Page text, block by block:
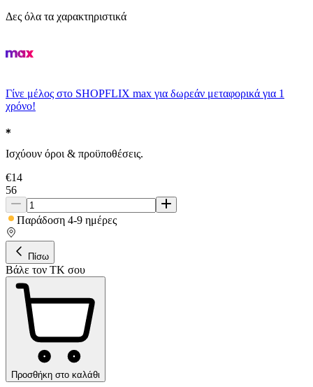
Δες όλα τα χαρακτηριστικά
Γίνε μέλος στο SHOPFLIX max για δωρεάν μεταφορικά για 1
χρόνο!
Ισχύουν όροι & προϋποθέσεις.
€14
56
Παράδοση 4-9 ημέρες
Πίσω
Βάλε τον ΤΚ σου
Προσθήκη στο καλάθι